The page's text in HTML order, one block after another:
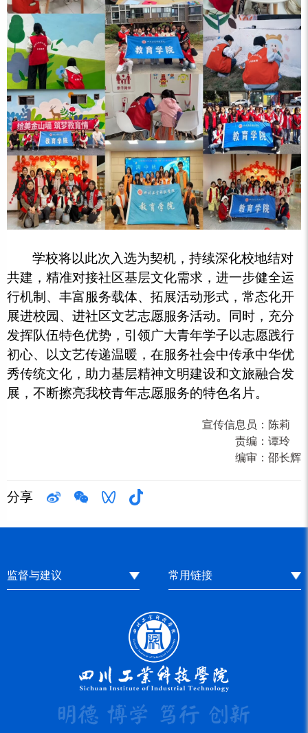
学校将以此次入选为契机，持续深化校地结对
共建，精准对接社区基层文化需求，进一步健全运
行机制、丰富服务载体、拓展活动形式，常态化开
展进校园、进社区文艺志愿服务活动。同时，充分
发挥队伍特色优势，引领广大青年学子以志愿践行
初心、以文艺传递温暖，在服务社会中传承中华优
秀传统文化，助力基层精神文明建设和文旅融合发
展，不断擦亮我校青年志愿服务的特色名片。
宣传信息员： 陈莉
责编： 谭玲
编审： 邵长辉
分享
监督与建议 常用链接